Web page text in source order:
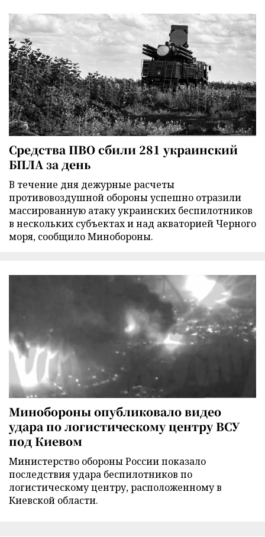
Средства ПВО сбили 281 украинский
БПЛА за день
В течение дня дежурные расчеты
противовоздушной обороны успешно отразили
массированную атаку украинских беспилотников
в нескольких субъектах и над акваторией Черного
моря, сообщило Минобороны.
Минобороны опубликовало видео
удара по логистическому центру ВСУ
под Киевом
Министерство обороны России показало
последствия удара беспилотников по
логистическому центру, расположенному в
Киевской области.